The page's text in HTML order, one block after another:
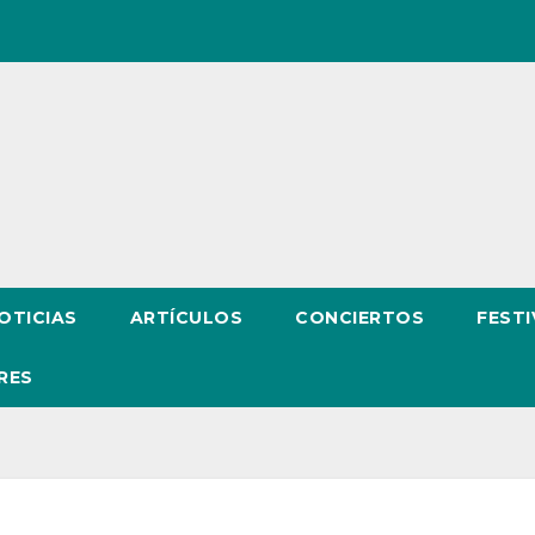
ARTÍCULOS CONCIERTOS